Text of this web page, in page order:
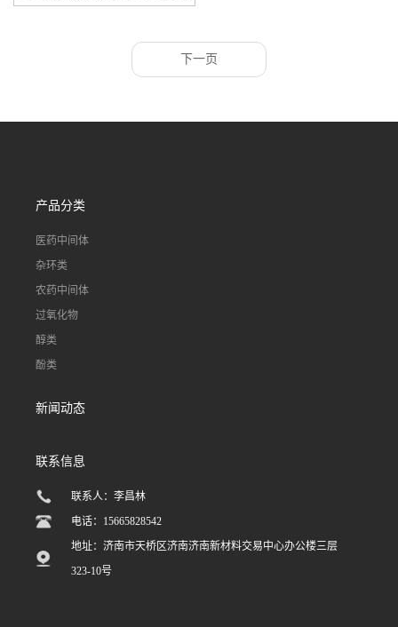
下一页
产品分类
医药中间体
杂环类
农药中间体
过氧化物
醇类
酚类
新闻动态
联系信息
联系人：李昌林
电话：15665828542
地址：济南市天桥区济南济南新材料交易中心办公楼三层
323-10号